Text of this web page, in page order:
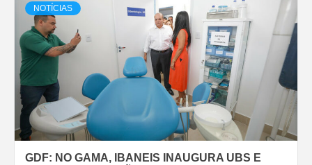
NOTÍCIAS
GDF: NO GAMA, IBANEIS INAUGURA UBS E